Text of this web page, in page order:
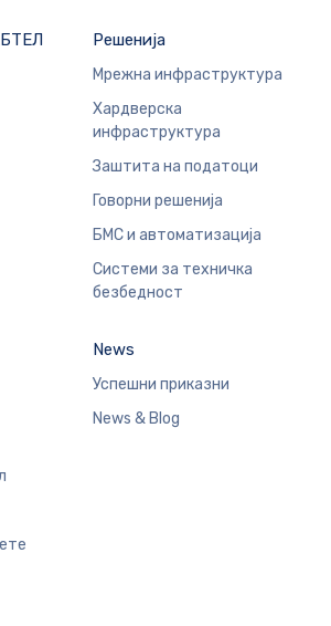
Решенија
Мрежна инфраструктура
Хардверска
инфраструктура
Заштита на податоци
Говорни решенија
БМС и автоматизација
Системи за техничка
безбедност
News
Успешни приказни
News & Blog